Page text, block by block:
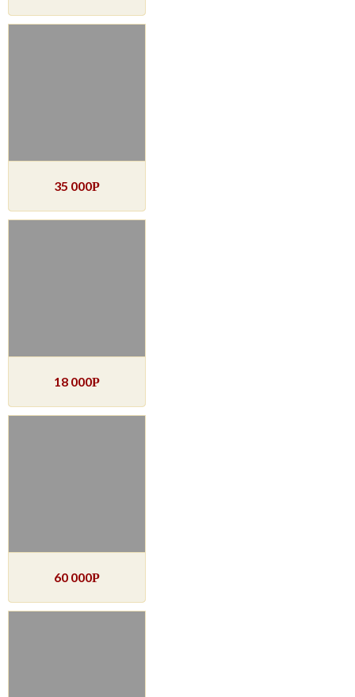
35 000Р
18 000Р
60 000Р